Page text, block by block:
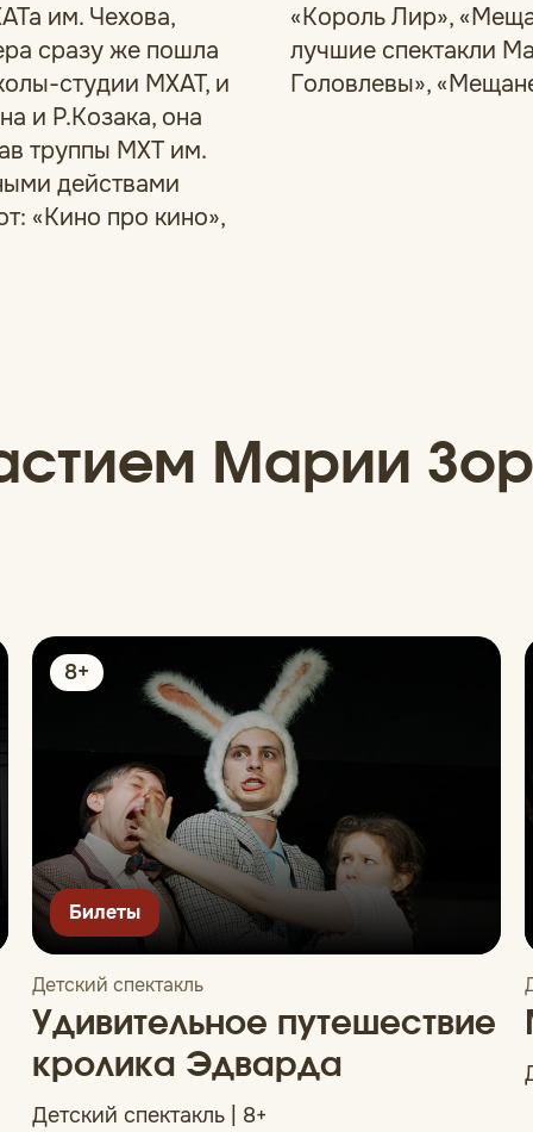
им. Чехова,
сразу же пошла
студии МХАТ, и
и Р.Козака, она
труппы МХТ им.
действами
«Кино про кино»,
«Король Лир»,
лучшие спектакли
Головлевы»,
Марии
8+
Билеты
Детский спектакль
Удивительное путешествие
кролика Эдварда
Детский спектакль | 8+